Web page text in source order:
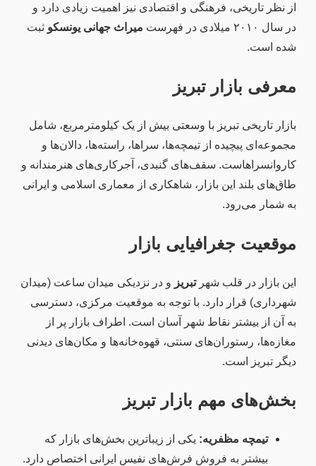
از نظر تاریخی، فرهنگی و اقتصادی نیز اهمیت زیادی دارد و
در سال ۲۰۱۰ میلادی در فهرست
میراث جهانی یونسکو ثبت
شده است.
معرفی بازار تبریز
بازار تاریخی تبریز با وسعتی بیش از یک کیلومترمربع، شامل
مجموعه‌ای پیچیده از تیمچه‌ها، سراها، راسته‌ها، دالان‌ها و
کاروانسراهاست. سقف‌های گنبدی، آجرکاری‌های هنرمندانه و
طاق‌های بلند این بازار، شاهکاری از معماری اسلامی و ایرانی
به شمار می‌رود.
موقعیت جغرافیایی بازار
این بازار در قلب شهرتبریز و در نزدیکی میدان ساعت (میدان
شهرداری) قرار دارد. با توجه به موقعیت مرکزی، دسترسی
به آن از بیشتر نقاط شهر آسان است. اطراف بازار پر از
مغازه‌ها، رستوران‌های سنتی، قهوه‌خانه‌ها و مکان‌های دیدنی
دیگر تبریز است.
بخش‌های مهم بازار تبریز
تیمچه مظفریه: یکی از زیباترین بخش‌های بازار که
بیشتر به فروش فرش‌های نفیس ایرانی اختصاص دارد.